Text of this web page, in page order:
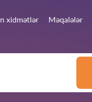
xidmətlər Məqalələr